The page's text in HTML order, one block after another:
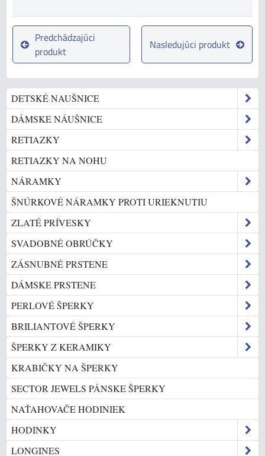
Predchádzajúci
produkt
Nasledujúci produkt
DETSKÉ NAUŠNICE
DÁMSKE NÁUŠNICE
RETIAZKY
RETIAZKY NA NOHU
NÁRAMKY
ŠNÚRKOVÉ NÁRAMKY PROTI URIEKNUTIU
ZLATÉ PRÍVESKY
SVADOBNÉ OBRÚČKY
ZÁSNUBNÉ PRSTENE
DÁMSKE PRSTENE
PERLOVÉ ŠPERKY
BRILIANTOVÉ ŠPERKY
ŠPERKY Z KERAMIKY
KRABIČKY NA ŠPERKY
SECTOR JEWELS PÁNSKE ŠPERKY
NAŤAHOVAČE HODINIEK
HODINKY
LONGINES